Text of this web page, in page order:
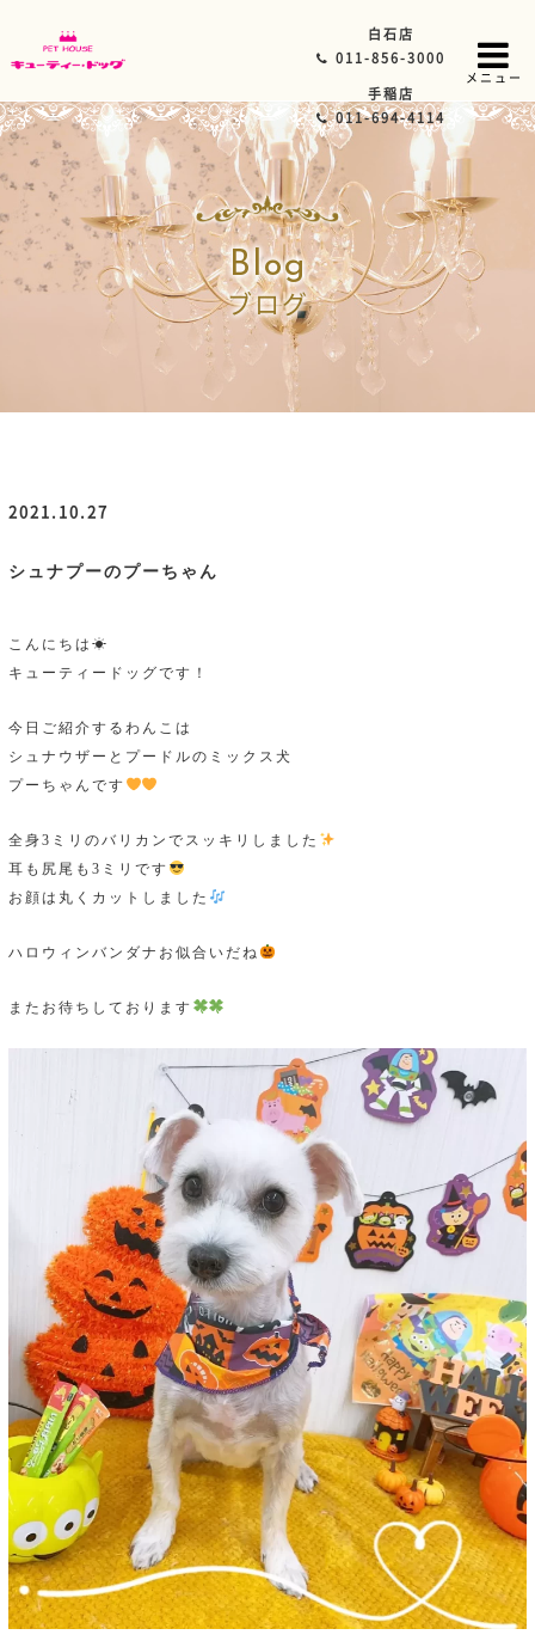
白石店
011-856-3000
手稲店
011-694-4114
メニュー
Blog
ブログ
2021.10.27
シュナプーのプーちゃん
こんにちは☀
キューティードッグです！
今日ご紹介するわんこは
シュナウザーとプードルのミックス犬
プーちゃんです
全身3ミリのバリカンでスッキリしました
耳も尻尾も3ミリです
お顔は丸くカットしました
ハロウィンバンダナお似合いだね
またお待ちしております